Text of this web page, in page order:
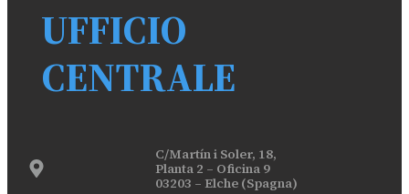
UFFICIO
CENTRALE
C/Martín i Soler, 18,
Planta 2 – Oficina 9
03203 – Elche (Spagna)